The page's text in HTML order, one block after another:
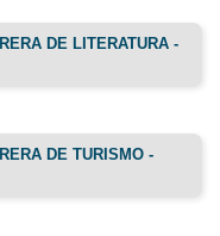
DE LITERATURA -
DE TURISMO -